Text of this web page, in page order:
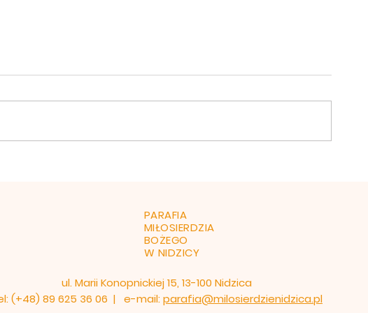
1.Witamy serdecznie naszego
rodaka Ks. Tomasza Łukaszuka
1.Dziękujemy
na potrzeby
PARAFIA
MIŁOSIERDZIA
BOŻEGO
W NIDZICY
ul. Marii Konopnickiej 15, 13-100 Nidzica
(+48) 89 625 36 06 | e-mail: parafia@milosierdzienidzica.pl